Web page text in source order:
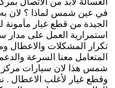
في عين شمس لماذا ؟ لان
الجيدة من قطع غيار
استمرارية العمل على مدار
تكرار المشكلات والاعطال
المتعامل معنا السرعة
شمس هذا لان سيارات مركز
وقطع غيار لأغلب الاعطال .